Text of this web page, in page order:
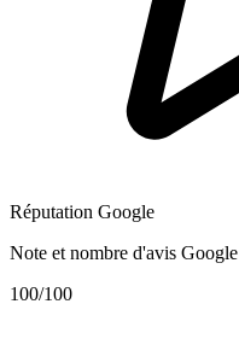
Réputation Google
Note et nombre d'avis Google
100/100